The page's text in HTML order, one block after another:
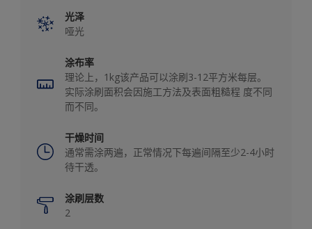
光泽
哑光
涂布率
理论上，1kg该产品可以涂刷3-12平方米每层。
实际涂刷面积会因施工方法及表面粗糙程 度不同
而不同。
干燥时间
通常需涂两遍，正常情况下每遍间隔至少2-4小时
待干透。
涂刷层数
2